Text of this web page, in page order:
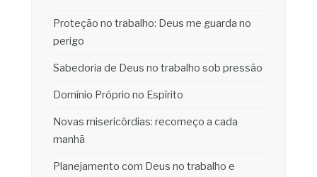
Proteção no trabalho: Deus me guarda no
perigo
Sabedoria de Deus no trabalho sob pressão
Domínio Próprio no Espírito
Novas misericórdias: recomeço a cada
manhã
Planejamento com Deus no trabalho e